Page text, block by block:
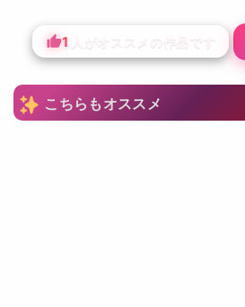
1 人がオススメの作品です
こちらもオススメ